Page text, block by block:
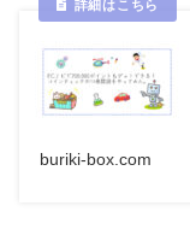
buriki-box.com